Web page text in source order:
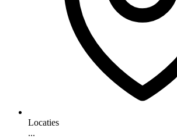
Locaties
...